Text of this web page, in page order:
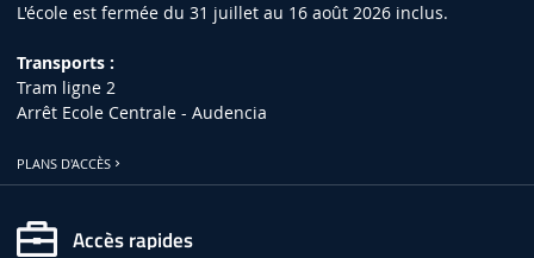
L'école est fermée du 31 juillet au 16 août 2026 inclus.
Transports :
Tram ligne 2
Arrêt Ecole Centrale - Audencia
PLANS D'ACCÈS
Accès rapides